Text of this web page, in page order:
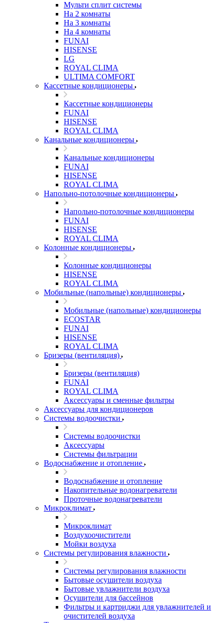
Мульти сплит системы
На 2 комнаты
На 3 комнаты
На 4 комнаты
FUNAI
HISENSE
LG
ROYAL CLIMA
ULTIMA COMFORT
Кассетные кондиционеры
Кассетные кондиционеры
FUNAI
HISENSE
ROYAL CLIMA
Канальные кондиционеры
Канальные кондиционеры
FUNAI
HISENSE
ROYAL CLIMA
Напольно-потолочные кондиционеры
Напольно-потолочные кондиционеры
FUNAI
HISENSE
ROYAL CLIMA
Колонные кондиционеры
Колонные кондиционеры
HISENSE
ROYAL CLIMA
Мобильные (напольные) кондиционеры
Мобильные (напольные) кондиционеры
ECOSTAR
FUNAI
HISENSE
ROYAL CLIMA
Бризеры (вентиляция)
Бризеры (вентиляция)
FUNAI
ROYAL CLIMA
Аксессуары и сменные фильтры
Аксессуары для кондиционеров
Системы водоочистки
Системы водоочистки
Аксессуары
Системы фильтрации
Водоснабжение и отопление
Водоснабжение и отопление
Накопительные водонагреватели
Проточные водонагреватели
Микроклимат
Микроклимат
Воздухоочистители
Мойки воздуха
Системы регулирования влажности
Системы регулирования влажности
Бытовые осушители воздуха
Бытовые увлажнители воздуха
Осушители для бассейнов
Фильтры и картриджи для увлажнителей и
очистителей воздуха